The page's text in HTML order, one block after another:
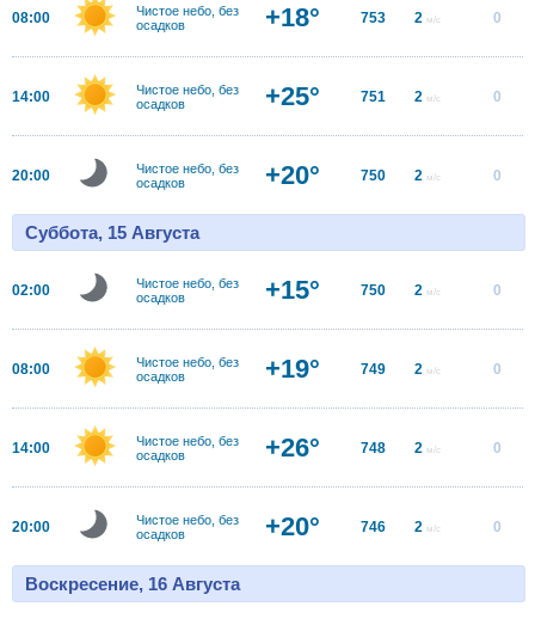
08:00
Чистое небо, без
осадков
+18° 753 2 м/с 0
14:00
Чистое небо, без
осадков
+25° 751 2 м/с 0
20:00
Чистое небо, без
осадков
+20° 750 2 м/с 0
Суббота, 15 Августа
02:00
Чистое небо, без
осадков
+15° 750 2 м/с 0
08:00
Чистое небо, без
осадков
+19° 749 2 м/с 0
14:00
Чистое небо, без
осадков
+26° 748 2 м/с 0
20:00
Чистое небо, без
осадков
+20° 746 2 м/с 0
Воскресение, 16 Августа